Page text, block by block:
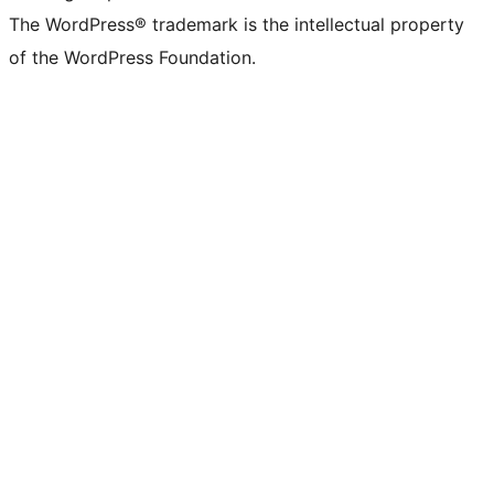
The WordPress® trademark is the intellectual property
of the WordPress Foundation.